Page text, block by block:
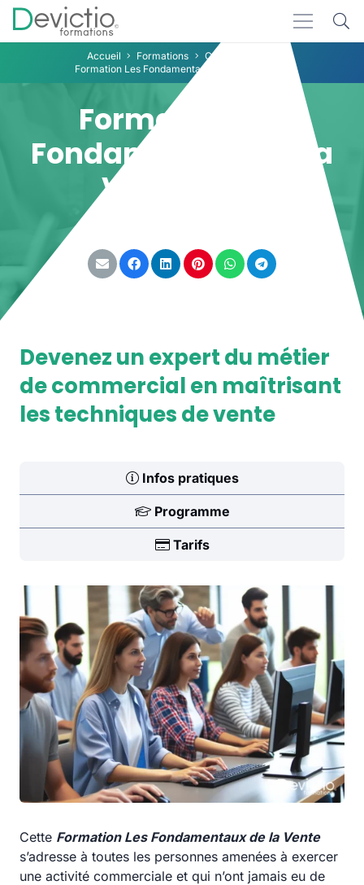
Accueil Formations
Commercial
Formation Les Fondamentaux de la Vente Lyon
Formation Les
Fondamentaux de la
Vente Lyon
Devenez un expert du métier
de commercial en maîtrisant
les techniques de vente
Infos pratiques
Programme
Tarifs
Cette Formation Les Fondamentaux de la Vente
s’adresse à toutes les personnes amenées à exercer
une activité commerciale et qui n’ont jamais eu de